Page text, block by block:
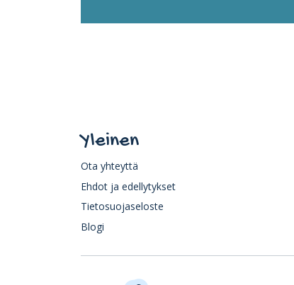
Yleinen
Ota yhteyttä
Ehdot ja edellytykset
Tietosuojaseloste
Blogi